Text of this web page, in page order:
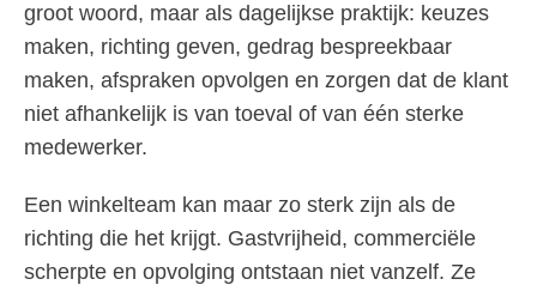
groot woord, maar als dagelijkse praktijk: keuzes
maken, richting geven, gedrag bespreekbaar
maken, afspraken opvolgen en zorgen dat de klant
niet afhankelijk is van toeval of van één sterke
medewerker.
Een winkelteam kan maar zo sterk zijn als de
richting die het krijgt. Gastvrijheid, commerciële
scherpte en opvolging ontstaan niet vanzelf. Ze